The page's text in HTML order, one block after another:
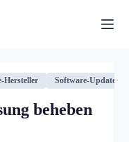
Hersteller Software-Updates
beheben